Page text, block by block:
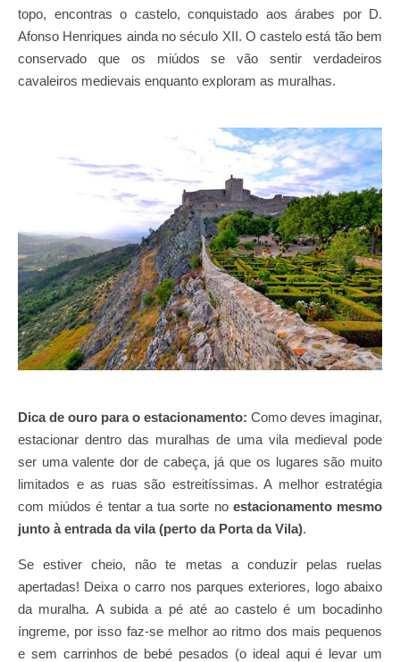
topo, encontras o castelo, conquistado aos árabes por D.
Afonso Henriques ainda no século XII. O castelo está tão bem
conservado que os miúdos se vão sentir verdadeiros
cavaleiros medievais enquanto exploram as muralhas.
Dica de ouro para o estacionamento: Como deves imaginar,
estacionar dentro das muralhas de uma vila medieval pode
ser uma valente dor de cabeça, já que os lugares são muito
limitados e as ruas são estreitíssimas. A melhor estratégia
com miúdos é tentar a tua sorte no estacionamento mesmo
junto à entrada da vila (perto da Porta da Vila).
Se estiver cheio, não te metas a conduzir pelas ruelas
apertadas! Deixa o carro nos parques exteriores, logo abaixo
da muralha. A subida a pé até ao castelo é um bocadinho
íngreme, por isso faz-se melhor ao ritmo dos mais pequenos
e sem carrinhos de bebé pesados (o ideal aqui é levar um